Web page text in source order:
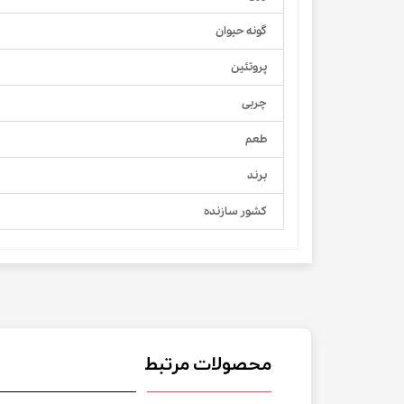
گونه حیوان
پروتئین
چربی
طعم
برند
کشور سازنده
محصولات مرتبط